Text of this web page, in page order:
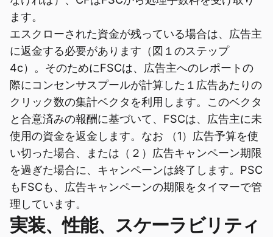
ます。
エスクローされた資金が残っている場合は、広告主
に返金する必要があります（図１のステップ
4c）。そのためにFSCは、広告主へのレポートの
際にコンセンサスプールが計算した１広告あたりの
クリック数の集計ベクタを利用します。このベクタ
と合意済みの報酬に基づいて、FSCは、広告主に未
使用の資金を返金します。なお （1）広告予算を使
い切った場合、または（２）広告キャンペーン期限
を過ぎた場合に、キャンペーンは終了します。PSC
もFSCも、広告キャンペーンの期限をタイマーで管
理しています。
実装、性能、スケーラビリティ